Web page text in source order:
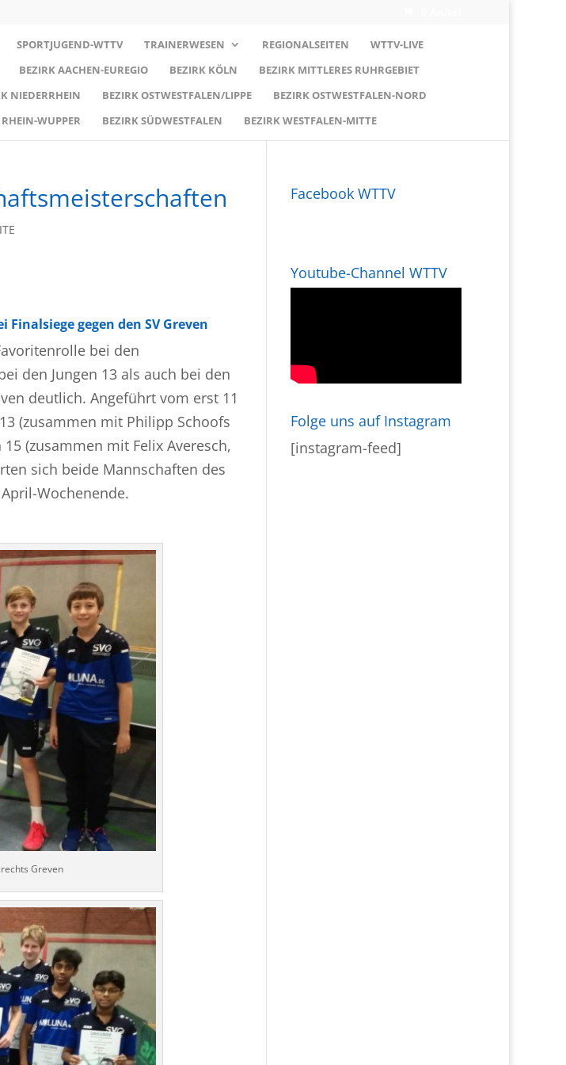
SPORTJUGEND-WTTV TRAINERWESEN REGIONALSEITEN
WTTV-LIVE
BEZIRK AACHEN-EUREGIO BEZIRK KÖLN
BEZIRK MITTLERES RUHRGEBIET
NIEDERRHEIN BEZIRK OSTWESTFALEN/LIPPE
BEZIRK OSTWESTFALEN-NORD
WUPPER BEZIRK SÜDWESTFALEN BEZIRK WESTFALEN-MITTE
gegen den SV Greven
bei den
den Jungen 13 als auch bei den
deutlich. Angeführt vom erst 11
(zusammen mit Philipp Schoofs
(zusammen mit Felix Averesch,
sich beide Mannschaften des
Wochenende.
Greven
Facebook WTTV
Youtube-Channel WTTV
Folge uns auf Instagram
[instagram-feed]